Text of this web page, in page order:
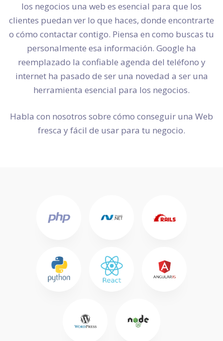
los negocios una web es esencial para que los
clientes puedan ver lo que haces, donde encontrarte
o cómo contactar contigo. Piensa en como buscas tu
personalmente esa información. Google ha
reemplazado la confiable agenda del teléfono y
internet ha pasado de ser una novedad a ser una
herramienta esencial para los negocios.
Habla con nosotros sobre cómo conseguir una Web
fresca y fácil de usar para tu negocio.